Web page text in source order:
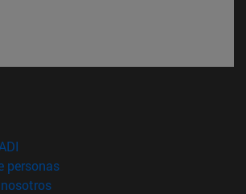
en nueva ventana)
personas(abre en nueva ventana)
(abre en nueva ventana)